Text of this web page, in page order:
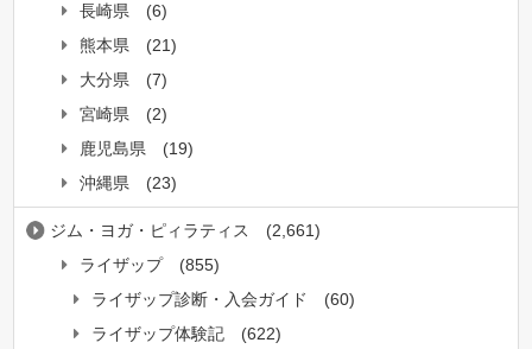
長崎県
(6)
熊本県
(21)
大分県
(7)
宮崎県
(2)
鹿児島県
(19)
沖縄県
(23)
ジム・ヨガ・ピィラティス
(2,661)
ライザップ
(855)
ライザップ診断・入会ガイド
(60)
ライザップ体験記
(622)